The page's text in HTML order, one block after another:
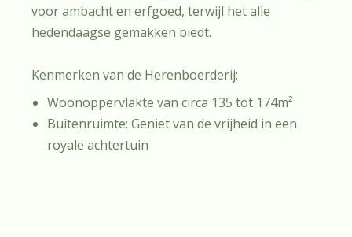
voor ambacht en erfgoed, terwijl het alle
hedendaagse gemakken biedt.
Kenmerken van de Herenboerderij:
Woonoppervlakte van circa 135 tot 174m²
Buitenruimte: Geniet van de vrijheid in een
royale achtertuin